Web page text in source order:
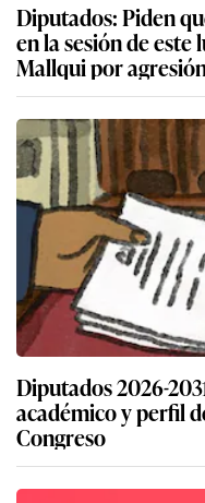
Diputados: Piden
en la sesión de
Mallqui por
Diputados 2026-
académico y perfil
Congreso